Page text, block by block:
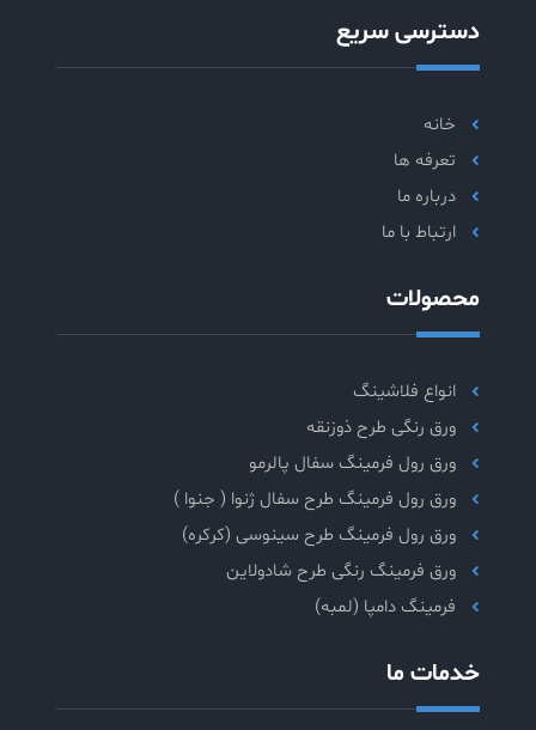
دسترسی سریع
خانه
تعرفه ها
درباره ما
ارتباط با ما
محصولات
انواع فلاشینگ
ورق رنگی طرح ذوزنقه
ورق رول فرمینگ سفال پالرمو
ورق رول فرمینگ طرح سفال ژنوا ( جنوا )
ورق رول فرمینگ طرح سینوسی (کرکره)
ورق فرمینگ رنگی طرح شادولاین
فرمینگ دامپا (لمبه)
خدمات ما